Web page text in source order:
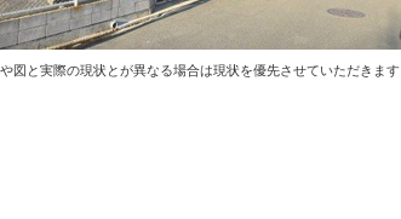
図と実際の現状とが異なる場合は現状を優先させていただきます